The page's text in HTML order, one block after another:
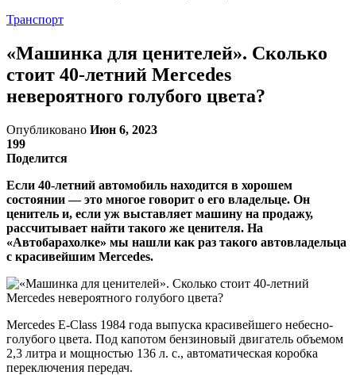
Транспорт
«Машинка для ценителей». Сколько
стоит 40-летний Mercedes
невероятного голубого цвета?
Опубликовано Июн 6, 2023
199
Поделится
Если 40-летний автомобиль находится в хорошем
состоянии — это многое говорит о его владельце. Он
ценитель и, если уж выставляет машину на продажу,
рассчитывает найти такого же ценителя. На
«Автобарахолке» мы нашли как раз такого автовладельца
с красивейшим Mercedes.
Mercedes E-Class 1984 года выпуска красивейшего небесно-
голубого цвета. Под капотом бензиновый двигатель объемом
2,3 литра и мощностью 136 л. с., автоматическая коробка
переключения передач.